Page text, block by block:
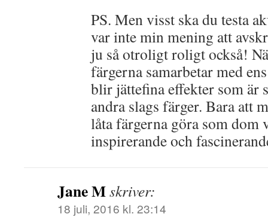
PS. Men visst ska du testa
var inte min mening att
ju så otroligt roligt också!
färgerna samarbetar med
blir jättefina effekter som är
andra slags färger. Bara att
låta färgerna göra som
inspirerande och
Jane Mskriver:
18 juli, 2016 kl. 23:14